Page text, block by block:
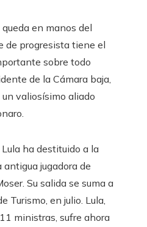
en manos del
de progresista tiene el
sobre todo
de la Cámara baja,
valiosísimo aliado
Lula ha destituido a la
jugadora de
Su salida se suma a
Turismo, en julio. Lula,
ministras, sufre ahora